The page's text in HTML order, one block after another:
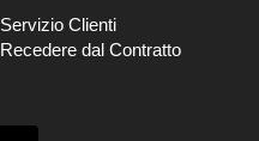
Servizio Clienti
Recedere dal Contratto